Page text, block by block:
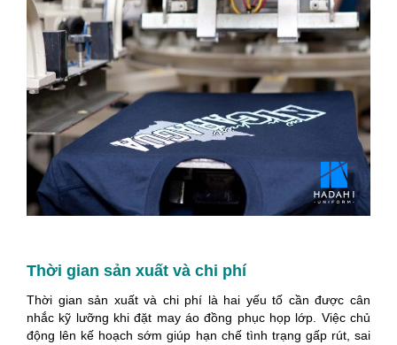
Thời gian sản xuất và chi phí
Thời gian sản xuất và chi phí là hai yếu tố cần được cân
nhắc kỹ lưỡng khi đặt may áo đồng phục họp lớp. Việc chủ
động lên kế hoạch sớm giúp hạn chế tình trạng gấp rút, sai